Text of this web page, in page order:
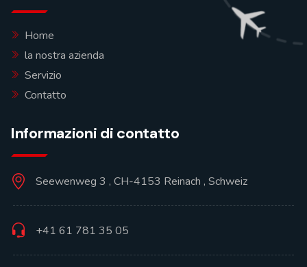
Home
la nostra azienda
Servizio
Contatto
Informazioni di contatto
Seewenweg 3 , CH-4153 Reinach , Schweiz
+41 61 781 35 05